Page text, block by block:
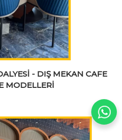
- DIŞ MEKAN CAFE
MODELLERİ